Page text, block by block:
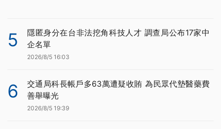
5
隱匿身分在台非法挖角科技人才 調查局公布17家中
企名單
2026/8/5 16:03
6
交通局科長帳戶多63萬遭疑收賄 為民眾代墊醫藥費
善舉曝光
2026/8/5 19:39